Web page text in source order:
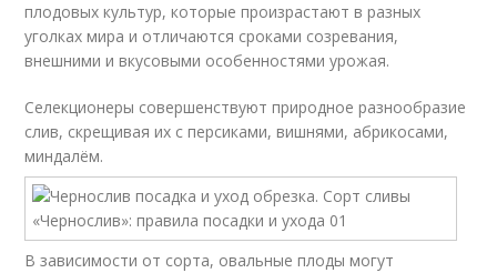
плодовых культур, которые произрастают в разных
уголках мира и отличаются сроками созревания,
внешними и вкусовыми особенностями урожая.
Селекционеры совершенствуют природное разнообразие
слив, скрещивая их с персиками, вишнями, абрикосами,
миндалём.
В зависимости от сорта, овальные плоды могут